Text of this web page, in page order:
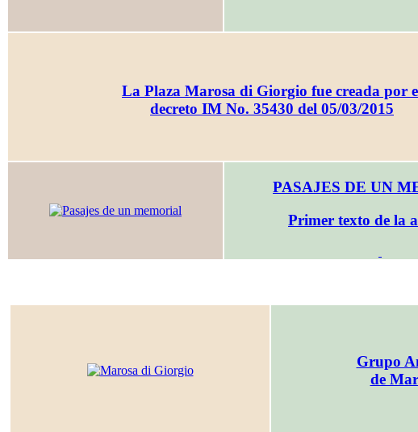
La Plaza Marosa di Giorgio fue creada por
decreto IM No. 35430 del 05/03/2015
PASAJES DE UN
Primer texto de la
Grupo
de